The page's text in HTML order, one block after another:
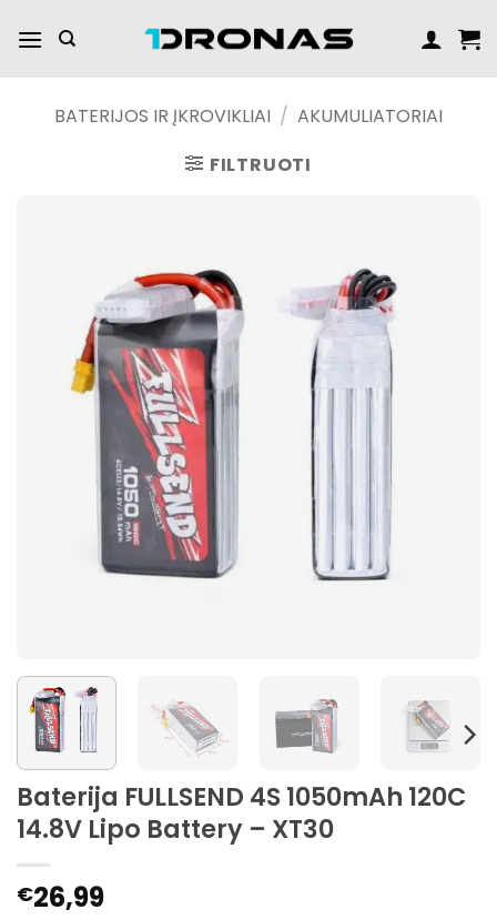
turinį
BATERIJOS IR ĮKROVIKLIAI / AKUMULIATORIAI
FILTRUOTI
Baterija FULLSEND 4S 1050mAh 120C
14.8V Lipo Battery – XT30
€26,99